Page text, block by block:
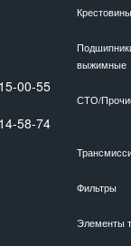
00-55
58-74
Крестовины
выжимные
СТО/
Фильтры
Элементы